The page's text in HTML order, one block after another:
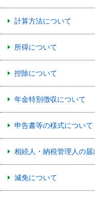
計算方法について
所得について
控除について
年金特別徴収について
申告書等の様式について
相続人・納税管理人の届
減免について